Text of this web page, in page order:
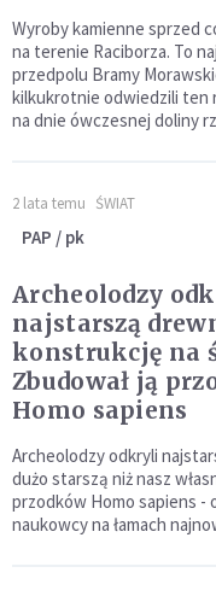
Wyroby kamienne sprzed
na terenie Raciborza. To
przedpolu Bramy
kilkukrotnie odwiedzili ten
na dnie ówczesnej doliny
2 lata temu ŚWIAT
PAP / pk
Archeolodzy
najstarszą
konstrukcję na
Zbudował ją
Homo sapiens
Archeolodzy odkryli
dużo starszą niż nasz
przodków Homo sapiens -
naukowcy na łamach